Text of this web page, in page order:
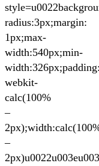
radius:3px;margin:
1px;max-
width:540px;min-
webkit-
calc(100%
–
–